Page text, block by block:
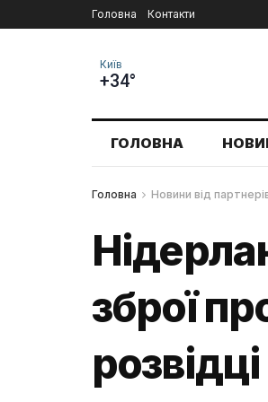
Головна Контакти
Київ
+34°
ГОЛОВНА
Головна Новини від
зброї